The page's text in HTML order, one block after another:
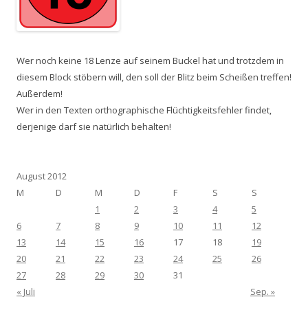
Wer noch keine 18 Lenze auf seinem Buckel hat und trotzdem in
diesem Block stöbern will, den soll der Blitz beim Scheißen treffen!
Außerdem!
Wer in den Texten orthographische Flüchtigkeitsfehler findet,
derjenige darf sie natürlich behalten!
August 2012
M
D M D F S
S
1
2 3 4
5
6
7 8 9 10 11
12
13
14 15 16 17 18
19
20
21 22 23 24 25
26
27
28 29 30
31
« Juli
Sep. »